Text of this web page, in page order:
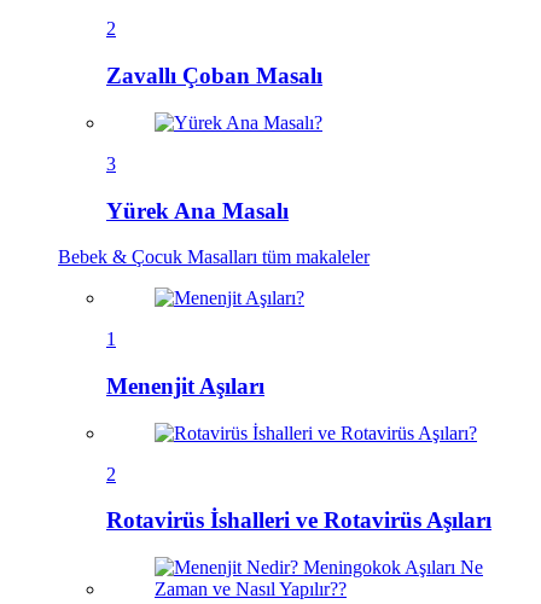
2
Zavallı Çoban Masalı
3
Yürek Ana Masalı
Bebek & Çocuk Masalları tüm makaleler
1
Menenjit Aşıları
2
Rotavirüs İshalleri ve Rotavirüs Aşıları